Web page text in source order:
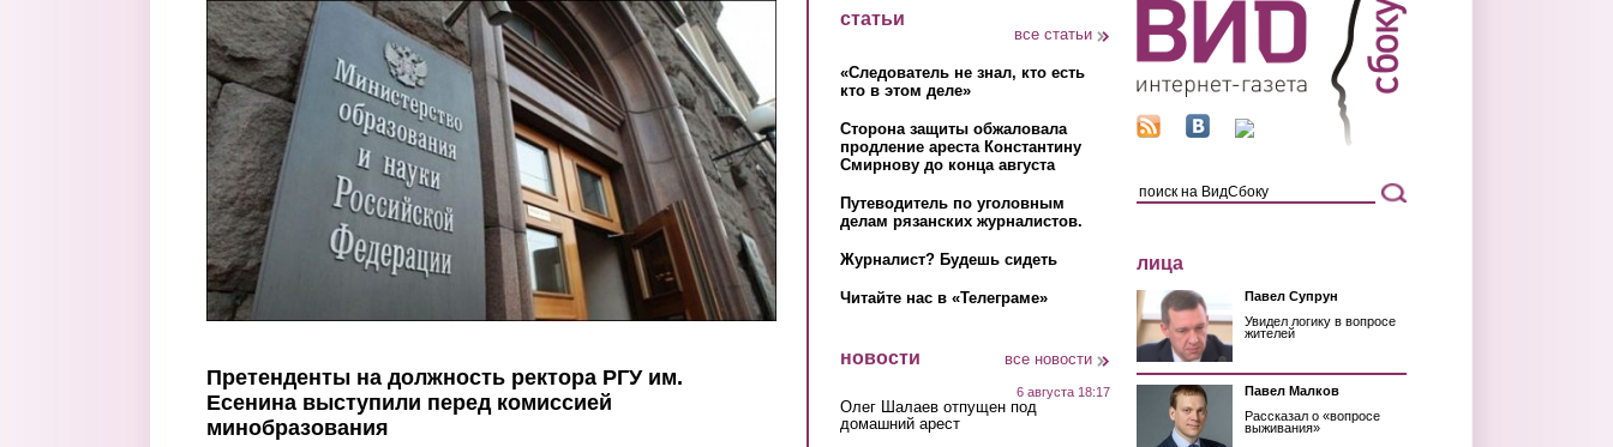
Перейти к основному содержанию
Претенденты на должность ректора РГУ им.
Есенина выступили перед комиссией
минобразования
статьи
все статьи
«Следователь не знал, кто есть
кто в этом деле»
Сторона защиты обжаловала
продление ареста Константину
Смирнову до конца августа
Путеводитель по уголовным
делам рязанских журналистов.
Журналист? Будешь сидеть
Читайте нас в «Телеграме»
новости все новости
6 августа 18:17
Олег Шалаев отпущен под
домашний арест
лица
Павел Супрун
Увидел логику в вопросе
жителей
Павел Малков
Рассказал о «вопросе
выживания»